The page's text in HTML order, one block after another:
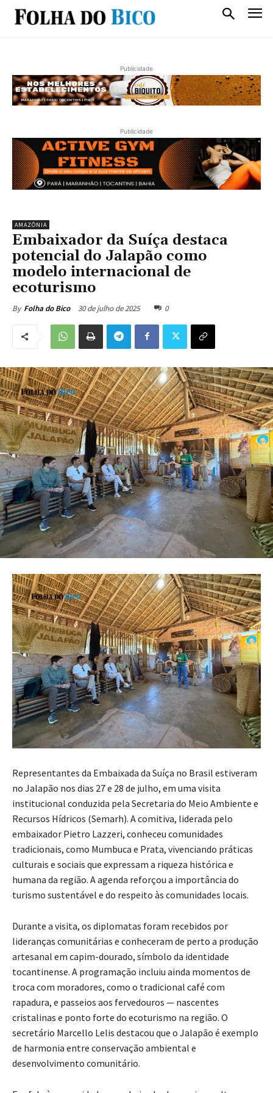
Publicidade
Publicidade
AMAZÔNIA
Embaixador da Suíça destaca
potencial do Jalapão como
modelo internacional de
ecoturismo
By Folha do Bico 30 de julho de 2025 0
Representantes da Embaixada da Suíça no Brasil estiveram
no Jalapão nos dias 27 e 28 de julho, em uma visita
institucional conduzida pela Secretaria do Meio Ambiente e
Recursos Hídricos (Semarh). A comitiva, liderada pelo
embaixador Pietro Lazzeri, conheceu comunidades
tradicionais, como Mumbuca e Prata, vivenciando práticas
culturais e sociais que expressam a riqueza histórica e
humana da região. A agenda reforçou a importância do
turismo sustentável e do respeito às comunidades locais.
Durante a visita, os diplomatas foram recebidos por
lideranças comunitárias e conheceram de perto a produção
artesanal em capim-dourado, símbolo da identidade
tocantinense. A programação incluiu ainda momentos de
troca com moradores, como o tradicional café com
rapadura, e passeios aos fervedouros — nascentes
cristalinas e ponto forte do ecoturismo na região. O
secretário Marcello Lelis destacou que o Jalapão é exemplo
de harmonia entre conservação ambiental e
desenvolvimento comunitário.